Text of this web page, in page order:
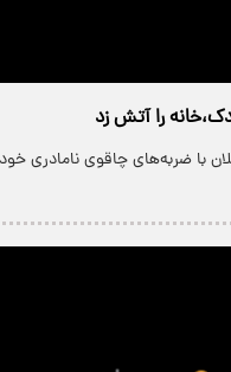
با ضربه‌های چاقوی نامادری